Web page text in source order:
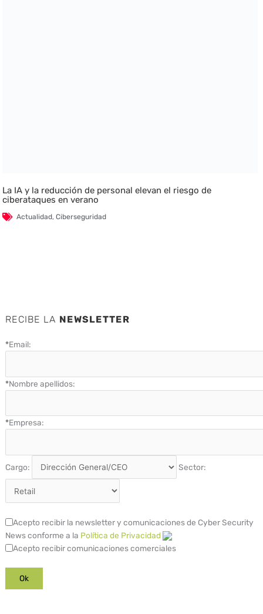
La IA y la reducción de personal elevan el riesgo de
ciberataques en verano
Actualidad,Ciberseguridad
RECIBE LA NEWSLETTER
*Email:
*Nombre apellidos:
*Empresa:
Cargo: Sector:
Acepto recibir la newsletter y comunicaciones de Cyber Security
News conforme a la Política de Privacidad
Acepto recibir comunicaciones comerciales